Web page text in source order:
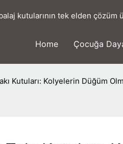
kutularının tek elden çözüm
Home Çocuğa
Kutuları: Kolyelerin Düğüm